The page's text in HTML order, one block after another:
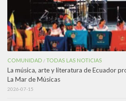
COMUNIDAD /TODAS LAS NOTICIAS
La música, arte y literatura de Ecuador
La Mar de Músicas
2026-07-15